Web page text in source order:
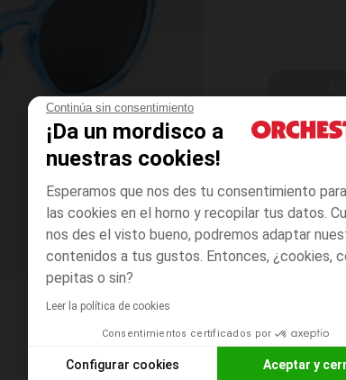
Continúa sin consentimiento
¡Da un mordisco a
nuestras cookies!
Esperamos que nos des tu consentimiento
las cookies en el horno y recopilar tus datos.
nos des el visto bueno, podremos adaptar
contenidos a tus gustos. Entonces, ¿cookies,
pepitas o sin?
Leer la política de cookies
Consentimientos certificados por
Configurar cookies Aceptar y
MODOS